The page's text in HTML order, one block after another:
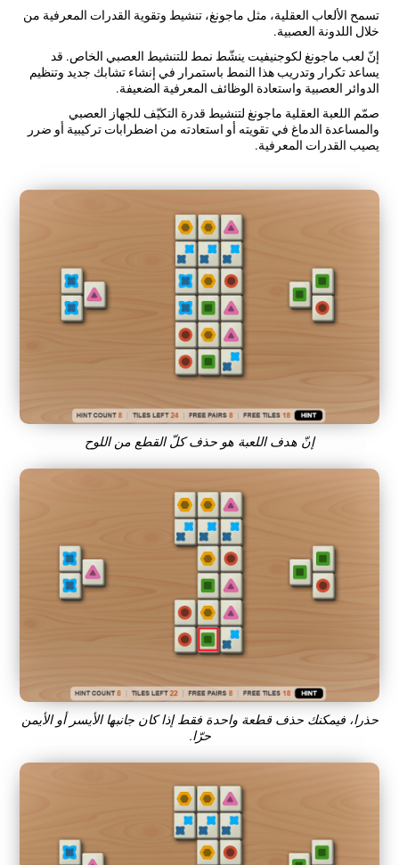
تسمح الألعاب العقلية، مثل ماجونغ، تنشيط وتقوية القدرات المعرفية من
خلال اللدونة العصبية.
إنّ لعب ماجونغ لكوجنيفيت ينشّط نمط للتنشيط العصبي الخاص. قد
يساعد تكرار وتدريب هذا النمط باستمرار في إنشاء تشابك جديد وتنظيم
الدوائر العصبية واستعادة الوظائف المعرفية الضعيفة.
صمّم اللعبة العقلية ماجونغ لتنشيط قدرة التكيّف للجهاز العصبي
والمساعدة الدماغ في تقويته أو استعادته من اضطرابات تركيبية أو ضرر
يصيب القدرات المعرفية.
إنّ هدف اللعبة هو حذف كلّ القطع من اللوح
حذرا، فيمكنك حذف قطعة واحدة فقط إذا كان جانبها الأيسر أو الأيمن
حرّا.